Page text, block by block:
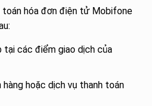
toán hóa đơn điện tử Mobifone
các điểm giao dịch của
hàng hoặc dịch vụ thanh toán